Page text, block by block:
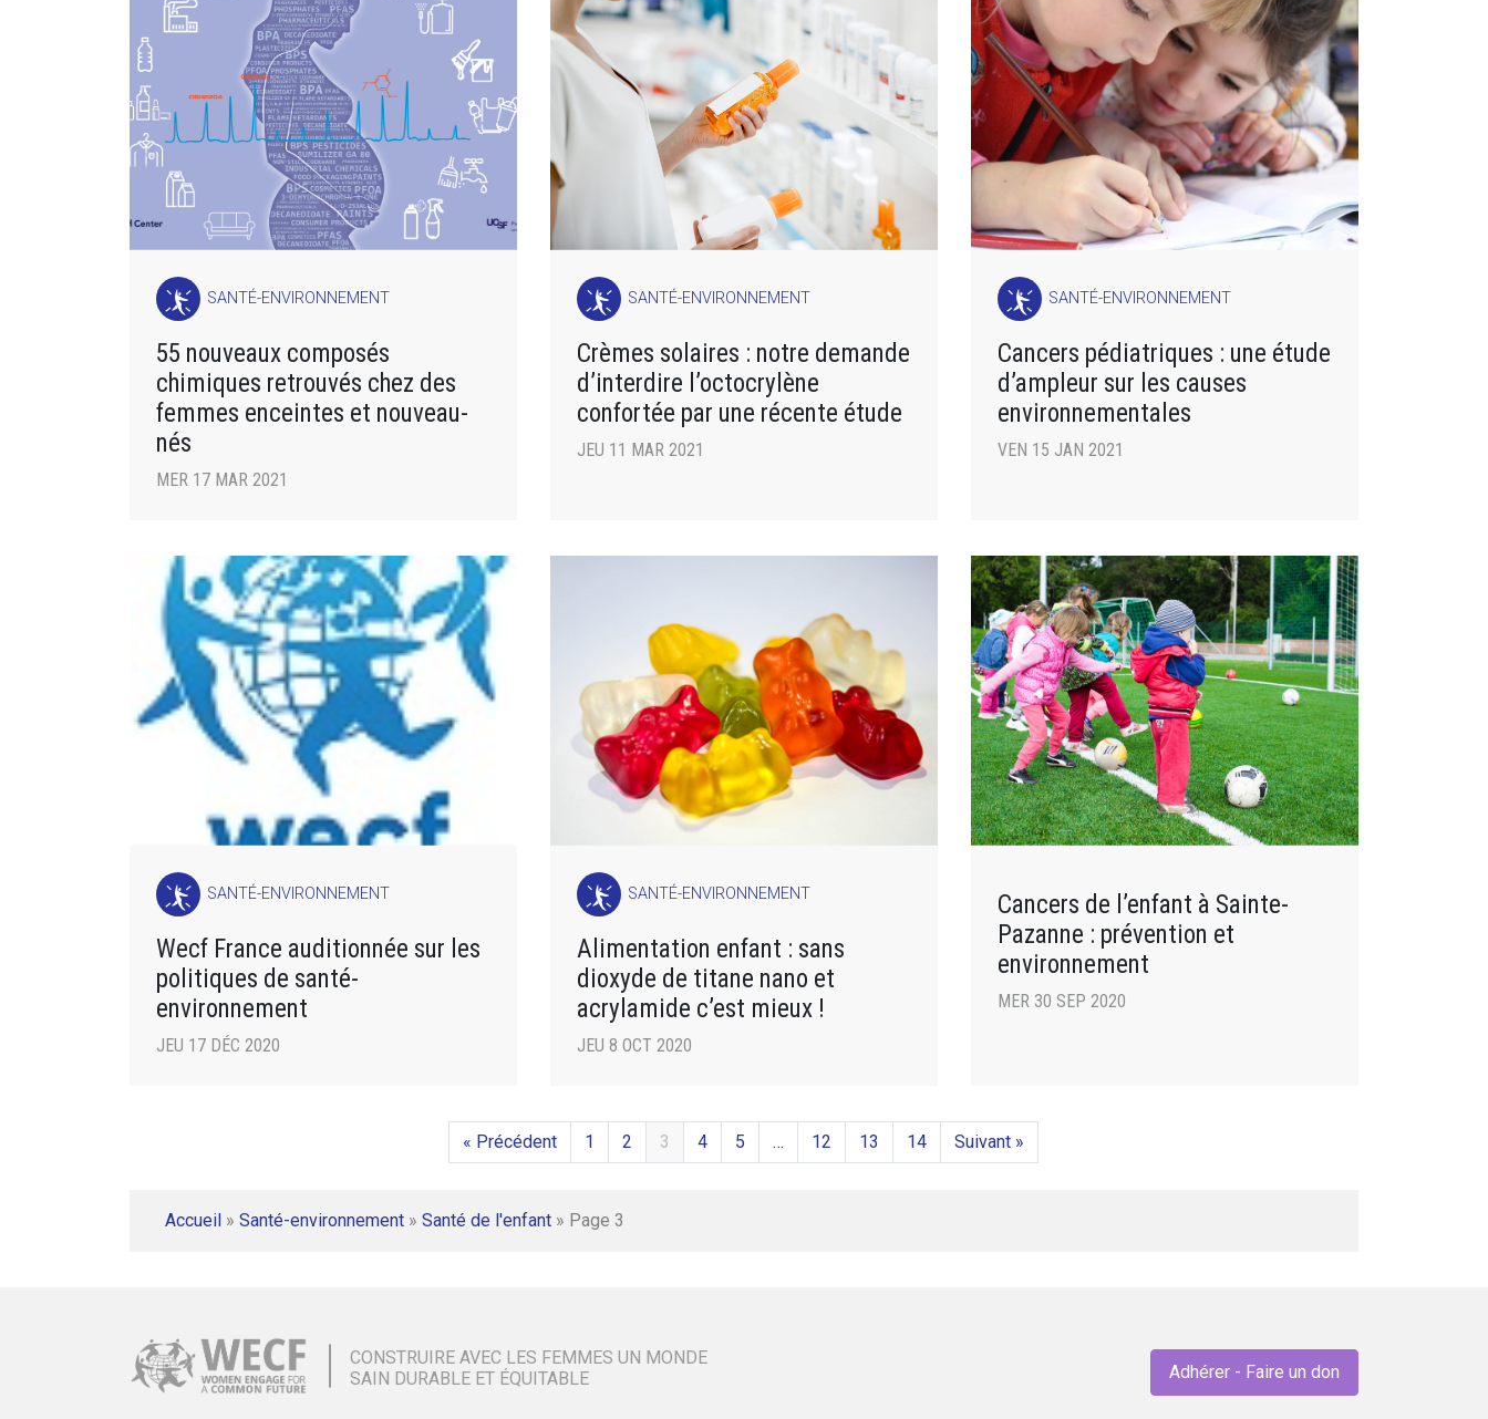
SANTÉ-ENVIRONNEMENT
55 nouveaux composés
chimiques retrouvés chez des
femmes enceintes et nouveau-
nés
MER 17 MAR 2021
SANTÉ-ENVIRONNEMENT
Crèmes solaires : notre demande
d’interdire l’octocrylène
confortée par une récente étude
JEU 11 MAR 2021
SANTÉ-ENVIRONNEMENT
Cancers pédiatriques : une étude
d’ampleur sur les causes
environnementales
VEN 15 JAN 2021
SANTÉ-ENVIRONNEMENT
Wecf France auditionnée sur les
politiques de santé-
environnement
JEU 17 DÉC 2020
SANTÉ-ENVIRONNEMENT
Alimentation enfant : sans
dioxyde de titane nano et
acrylamide c’est mieux !
JEU 8 OCT 2020
Cancers de l’enfant à Sainte-
Pazanne : prévention et
environnement
MER 30 SEP 2020
« Précédent 1 2 3 4 5 … 12 13 14 Suivant »
Accueil » Santé-environnement » Santé de l'enfant » Page 3
CONSTRUIRE AVEC LES FEMMES UN MONDE
SAIN DURABLE ET ÉQUITABLE
Adhérer - Faire un don